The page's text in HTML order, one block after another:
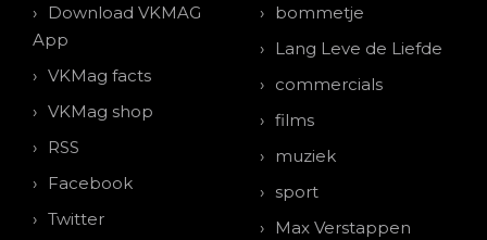
Download VKMAG
App
VKMag facts
VKMag shop
RSS
Facebook
Twitter
bommetje
Lang Leve de Liefde
commercials
films
muziek
sport
Max Verstappen